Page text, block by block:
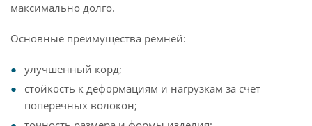
максимально долго.
Основные преимущества ремней:
улучшенный корд;
стойкость к деформациям и нагрузкам за счет
поперечных волокон;